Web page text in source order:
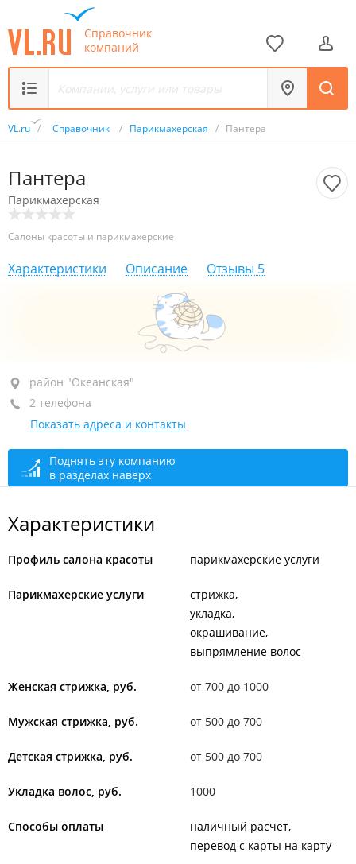
Справочник
компаний
VL.ru / Справочник / Парикмахерская / Пантера
Пантера
Парикмахерская
Салоны красоты и парикмахерские
Характеристики Описание Отзывы 5
район "Океанская", ул. Успенского, 106
1-й этаж
+7 (423) 259-38-97
+7 914 666-70-31
закрыто, откроется в 09:00
район "Океанская"
2 телефона
Показать адреса и контакты
Поднять эту компанию
в разделах наверх
Характеристики
Профиль салона красоты парикмахерские услуги
Парикмахерские услуги
стрижка
укладка
окрашивание
выпрямление волос
Женская стрижка, руб. от 700 до 1000
Мужская стрижка, руб. от 500 до 700
Детская стрижка, руб. от 500 до 700
Укладка волос, руб. 1000
Способы оплаты
наличный расчёт
перевод с карты на карту